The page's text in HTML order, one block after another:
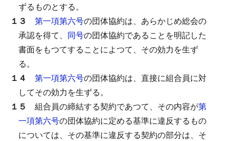
ずるものとする。
１３ 第一項第六号の団体協約は、あらかじめ総会の
承認を得て、 同号の団体協約であることを明記した
書面をもつてすることによつて、その効力を生ず
る。
１４ 第一項第六号の団体協約は、直接に組合員に対
してその効力を生ずる。
１５ 組合員の締結する契約であつて、その内容が第
一項第六号の団体協約に定める基準に違反するもの
については、その基準に違反する契約の部分は、そ